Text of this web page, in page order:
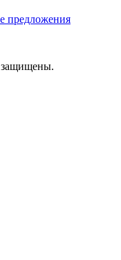
предложения
защищены.